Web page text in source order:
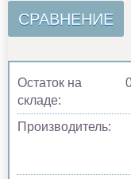
СРАВНЕНИЕ
Остаток на
складе:
Производитель: